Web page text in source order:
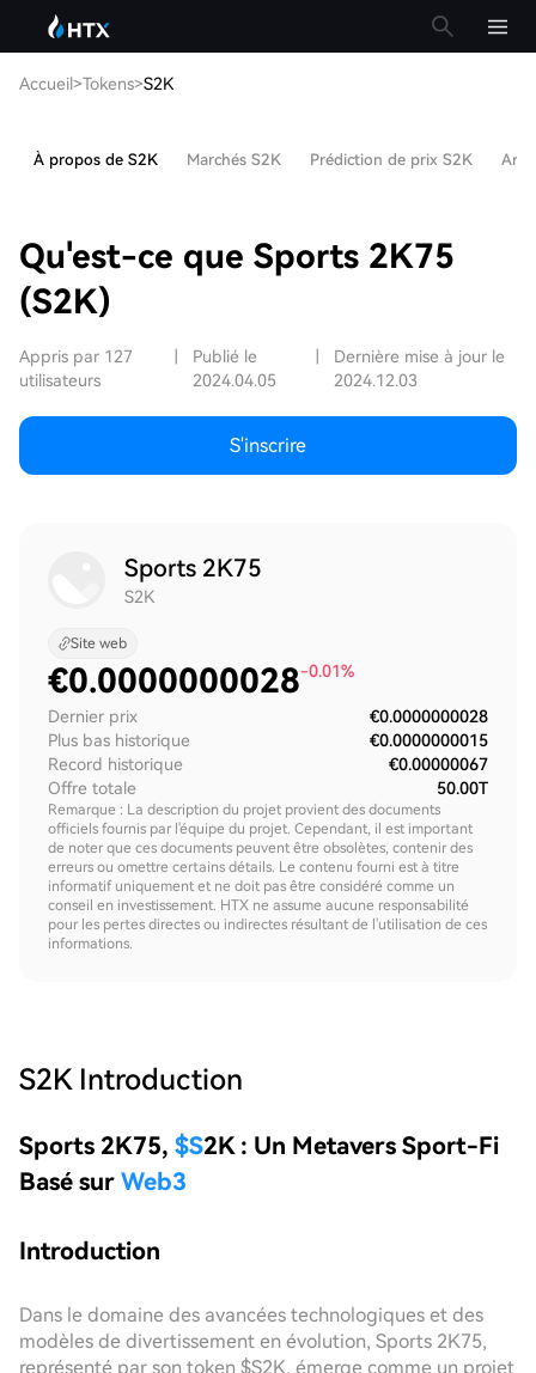
Accueil>Tokens>S2K
À propos de S2K Marchés S2K Prédiction de prix S2K
Qu'est-ce que Sports 2K75
(S2K)
Appris par 127
utilisateurs
Publié le
2024.04.05
Dernière mise à jour le
2024.12.03
S'inscrire
Sports 2K75
S2K
Site web
€0.0000000028-0.01%
Dernier prix
€0.0000000028
Plus bas historique
€0.0000000015
Record historique
€0.00000067
Offre totale
50.00T
Remarque : La description du projet provient des documents
officiels fournis par l'équipe du projet. Cependant, il est important
de noter que ces documents peuvent être obsolètes, contenir des
erreurs ou omettre certains détails. Le contenu fourni est à titre
informatif uniquement et ne doit pas être considéré comme un
conseil en investissement. HTX ne assume aucune responsabilité
pour les pertes directes ou indirectes résultant de l'utilisation de ces
informations.
S2K Introduction
Sports 2K75, $S2K : Un Metavers Sport-Fi
Basé sur Web3
Introduction
Dans le domaine des avancées technologiques et des
modèles de divertissement en évolution, Sports 2K75,
représenté par son token $S2K, émerge comme un projet